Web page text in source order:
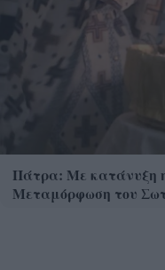
Πάτρα: Με κατάνυξη
Μεταμόρφωση του